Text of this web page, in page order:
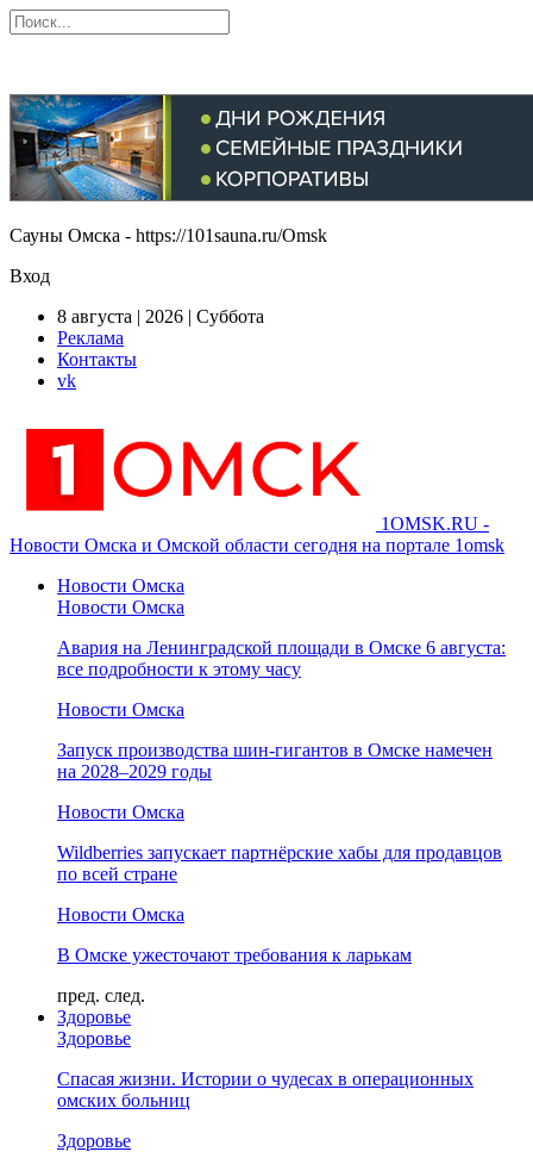
Сауны Омска - https://101sauna.ru/Omsk
Вход
8 августа | 2026 | Суббота
Реклама
Контакты
vk
1OMSK.RU -
Новости Омска и Омской области сегодня на портале 1omsk
Новости Омска
Новости Омска
Авария на Ленинградской площади в Омске 6 августа:
все подробности к этому часу
Новости Омска
Запуск производства шин-гигантов в Омске намечен
на 2028–2029 годы
Новости Омска
Wildberries запускает партнёрские хабы для продавцов
по всей стране
Новости Омска
В Омске ужесточают требования к ларькам
пред. след.
Здоровье
Здоровье
Спасая жизни. Истории о чудесах в операционных
омских больниц
Здоровье